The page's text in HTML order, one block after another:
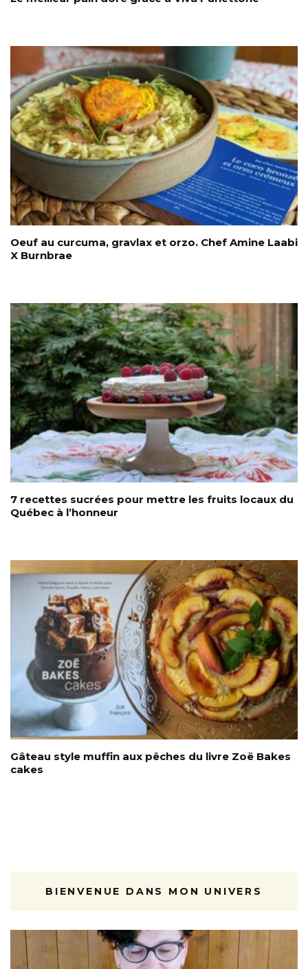
Oeuf au curcuma, gravlax et orzo. Chef Amine Laabi
X Burnbrae
7 recettes sucrées pour mettre les fruits locaux du
Québec à l’honneur
Gâteau style muffin aux pêches du livre Zoë Bakes
cakes
BIENVENUE DANS MON UNIVERS